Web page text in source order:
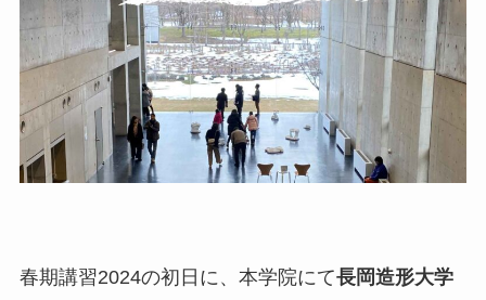
春期講習2024の初日に、本学院にて長岡造形大学